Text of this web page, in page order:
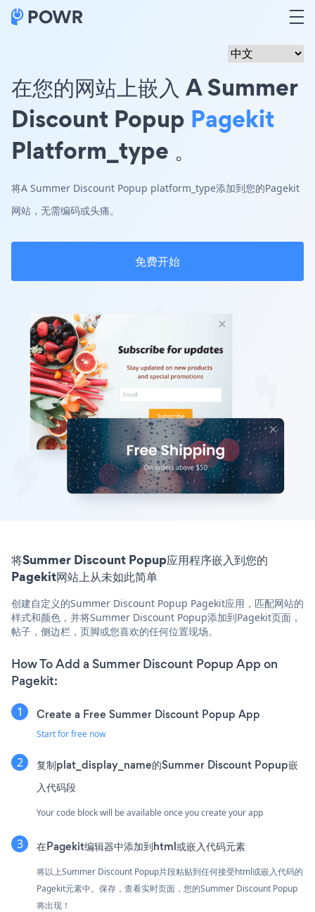
在您的网站上嵌入 A Summer
Discount Popup Pagekit
Platform_type 。
将A Summer Discount Popup platform_type添加到您的Pagekit
网站，无需编码或头痛。
免费开始
将Summer Discount Popup应用程序嵌入到您的
Pagekit网站上从未如此简单
创建自定义的Summer Discount Popup Pagekit应用，匹配网站的
样式和颜色，并将Summer Discount Popup添加到Pagekit页面，
帖子，侧边栏，页脚或您喜欢的任何位置现场。
How To Add a Summer Discount Popup App on
Pagekit:
Create a Free Summer Discount Popup App
Start for free now
复制plat_display_name的Summer Discount Popup嵌
入代码段
Your code block will be available once you create your app
在Pagekit编辑器中添加到html或嵌入代码元素
将以上Summer Discount Popup片段粘贴到任何接受html或嵌入代码的
Pagekit元素中。保存，查看实时页面，您的Summer Discount Popup
将出现！